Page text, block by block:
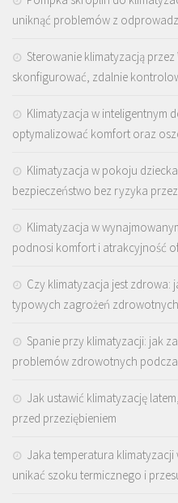
uniknąć problemów z
Sterowanie klimatyzacją przez
skonfigurować, zdalnie
Klimatyzacja w inteligentnym
optymalizować komfort oraz
Klimatyzacja w pokoju
bezpieczeństwo bez ryzyka
Klimatyzacja w
podnosi komfort i atrakcyjność
Czy klimatyzacja jest zdrowa:
typowych zagrożeń zdrowotnych
Spanie przy klimatyzacji: jak
problemów zdrowotnych
Jak ustawić klimatyzację
przed przeziębieniem
Jaka temperatura
unikać szoku termicznego i